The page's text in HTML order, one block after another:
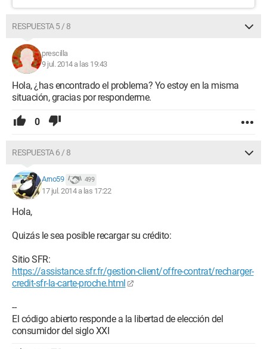
RESPUESTA 5 / 8
prescilla
9 jul. 2014 a las 19:43
Hola, ¿has encontrado el problema? Yo estoy en la misma
situación, gracias por responderme.
0
RESPUESTA 6 / 8
Arno59 499
17 jul. 2014 a las 17:22
Hola,
Quizás le sea posible recargar su crédito:
Sitio SFR:
https://assistance.sfr.fr/gestion-client/offre-contrat/recharger-
credit-sfr-la-carte-proche.html
--
El código abierto responde a la libertad de elección del
consumidor del siglo XXI